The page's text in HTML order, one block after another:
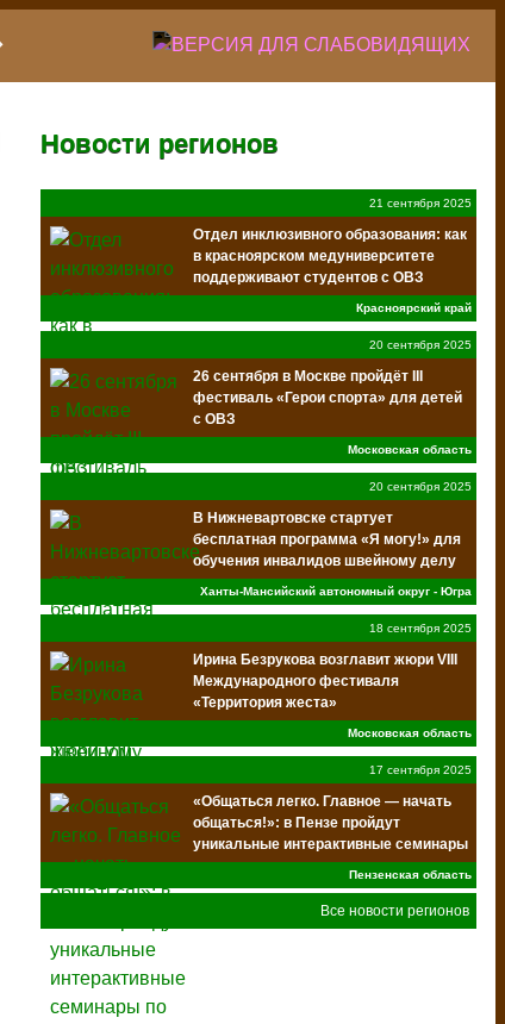
Новости регионов
21 сентября 2025
Отдел инклюзивного образования: как
в красноярском медуниверситете
поддерживают студентов с ОВЗ
Красноярский край
20 сентября 2025
26 сентября в Москве пройдёт III
фестиваль «Герои спорта» для детей
с ОВЗ
Московская область
20 сентября 2025
В Нижневартовске стартует
бесплатная программа «Я могу!» для
обучения инвалидов швейному делу
Ханты-Мансийский автономный округ - Югра
18 сентября 2025
Ирина Безрукова возглавит жюри VIII
Международного фестиваля
«Территория жеста»
Московская область
17 сентября 2025
«Общаться легко. Главное — начать
общаться!»: в Пензе пройдут
уникальные интерактивные семинары
по инклюзии
Пензенская область
Все новости регионов